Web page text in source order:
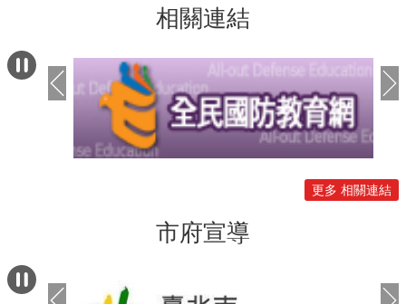
援燈光，以城市天際線為舞台，點亮屬
於aespa與MY的臺北之夜。大巨蛋周邊
同日也將設置限定打卡點，讓粉絲從場
館外一路拍進演唱會現場，要給粉絲們
豐富的追星體驗。 觀傳局邀請粉絲來到
大巨蛋觀賞演出前，搭乘臺北捷運順遊
臺北，循著打卡裝置及集章路線走訪不
時，體驗臺北豐富的城市魅力，也藉由
演唱會帶動周邊商圈觀光與消費，讓演
唱會經濟持續發揮效益。臺北市政府推
城市應援。充滿科技感的「曠野鏡面裝
相關連結
更多 相關連結
市府宣導